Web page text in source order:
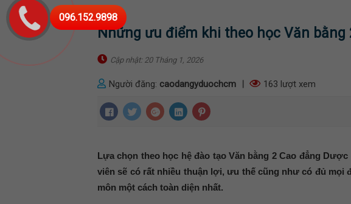
096.152.9898
Những ưu điểm khi theo học Văn bằng
Cập nhật: 20 Tháng 1, 2026
Người đăng: caodangyduochcm 163 lượt xem
Lựa chọn theo học hệ đào tạo Văn bằng 2 Cao đẳng
viên sẽ có rất nhiều thuận lợi, ưu thế cũng như có đủ mọi
môn một cách toàn diện nhất.